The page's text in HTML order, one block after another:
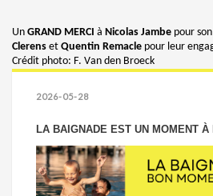
Un GRAND MERCI à Nicolas Jambe pour
Clerens et Quentin Remacle pour leur
Crédit photo: F. Van den Broeck
2026-05-28
LA BAIGNADE EST UN MOMENT À